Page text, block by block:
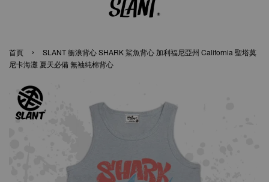
首頁 ›
SLANT 衝浪背心 SHARK 鯊魚背心 加利福尼亞州 California 聖塔莫
尼卡海灘 夏天必備 無袖純棉背心